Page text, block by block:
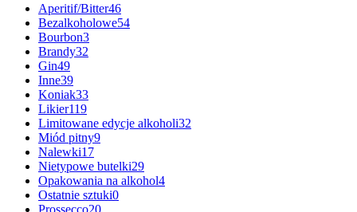
Aperitif/Bitter46
Bezalkoholowe54
Bourbon3
Brandy32
Gin49
Inne39
Koniak33
Likier119
Limitowane edycje alkoholi32
Miód pitny9
Nalewki17
Nietypowe butelki29
Opakowania na alkohol4
Ostatnie sztuki0
Prossecco20